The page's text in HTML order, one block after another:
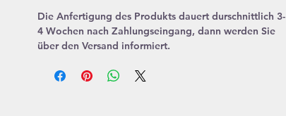
Die Anfertigung des Produkts dauert durschnittlich 3-
4 Wochen nach Zahlungseingang, dann werden Sie
über den Versand informiert.